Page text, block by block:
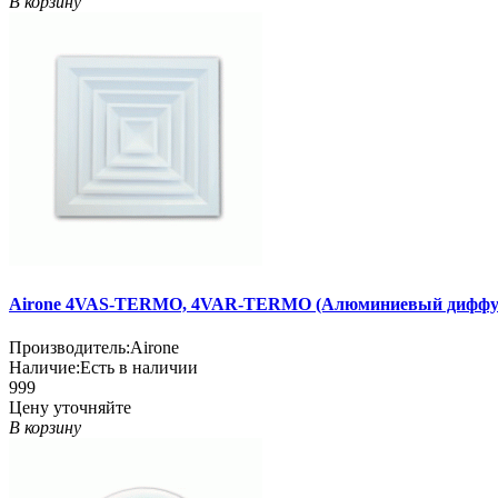
Airone 4VAS-TERMO, 4VAR-TERMO (Алюминиевый
Производитель:Airone
Наличие:Есть в наличии
999
Цену уточняйте
В корзину